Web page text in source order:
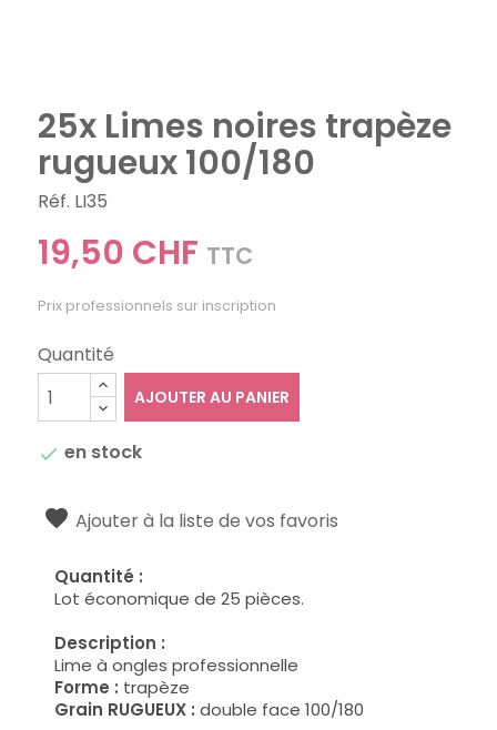
25x Limes noires trapèze
rugueux 100/180
Réf. LI35
19,50 CHF TTC
Prix professionnels sur inscription
Quantité
AJOUTER AU PANIER
 en stock
Ajouter à la liste de vos favoris
Quantité :
Lot économique de 25 pièces.
Description :
Lime à ongles professionnelle
Forme : trapèze
Grain RUGUEUX : double face 100/180